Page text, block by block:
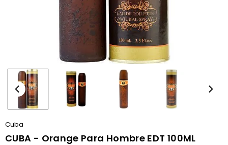
Cuba
CUBA - Orange Para Hombre EDT 100ML